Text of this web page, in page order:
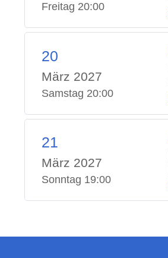
Freitag 20:00
20
März 2027
Samstag 20:00
21
März 2027
Sonntag 19:00